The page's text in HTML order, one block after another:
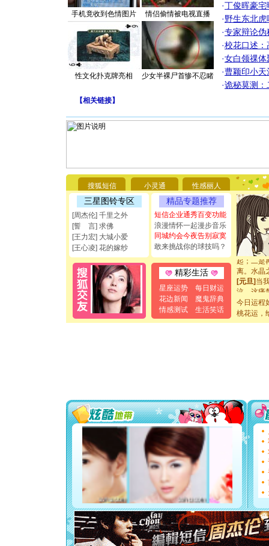
手机竟收到色情图片 情侣偷情被电视直播
性文化扑克牌亮相 少女半裸尸首惨不忍睹
·丁俊晖豪
·野生东北
·专家辩论伪
·校花口述：
·女白领祼体
·曹颖印小天
·诡秘莫测：
【相关链接】
搜狐短信 小灵通 性感丽人
三星图铃专区
[周杰伦] 千里之外
[誓 言] 求佛
[王力宏] 大城小爱
[王心凌] 花的嫁纱
精品专题推荐
短信企业通秀百变功能
浪漫情怀一起漫步音乐
同城约会今夜告别寂寞
敢来挑战你的球技吗？
精彩生活
星座运势
每日财运
花边新闻
魔鬼辞典
情感测试
生活笑话
能正大光
都要快乐
[圣诞节]
如意,快
[元旦]看
断电。爱
你是我专
[元旦]如
起；二是
离。水晶
[元旦]当
泣，这痛
卖了。水
[春节]风
颜！冬去
[圣诞节]
能正大
都要快乐
[圣诞节]
如意,快
[元旦]
看
断电。
你是我
[元旦]
如
起；二
离。水
[元旦]当
泣，这痛
卖了。水
[春节]风
今日运程
桃花运，